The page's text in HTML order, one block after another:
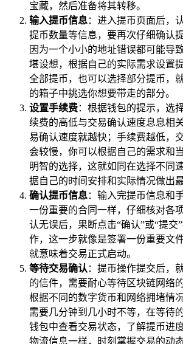
宝藏，然后准备将其转移。
输入提币信息：进入提币页面后，
提币数量等信息，要再次仔细确认
因为一个小小的地址错误都可能导
堪设想，根据自己的实际需求设置
全部提币，也可以选择部分提币，
的箱子中挑选你想要带走的部分。
设置手续费：根据钱包的提示，选
续费的高低与交易确认速度息息相
易确认速度就越快；手续费越低，
会较慢，你可以根据自己的需求和
明智的选择，这就如同在选择不同
据自己的时间安排和实际情况做出
确认提币信息：输入完提币信息和
一份重要的合同一样，仔细核对各
认无误后，果断点击“确认”或“提交
作，这一步就像是签署一份重要文
就意味着交易正式启动。
等待交易确认：提币操作提交后，
的信件，需要耐心等待区块链网络
根据不同的数字货币和网络拥堵情
需要几分钟到几小时不等，在等待
钱包中查看交易状态，了解提币进
物流信息一样，时刻掌握交易的动态